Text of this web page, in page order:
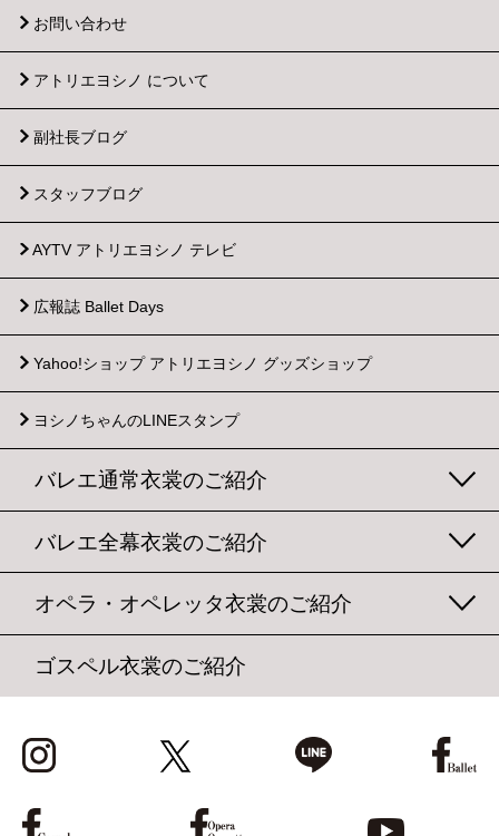
お問い合わせ
アトリエヨシノ について
副社長ブログ
スタッフブログ
AYTV アトリエヨシノ テレビ
広報誌 Ballet Days
Yahoo!ショップ アトリエヨシノ グッズショップ
ヨシノちゃんのLINEスタンプ
バレエ通常衣裳のご紹介
バレエ全幕衣裳のご紹介
オペラ・オペレッタ衣裳のご紹介
ゴスペル衣裳のご紹介